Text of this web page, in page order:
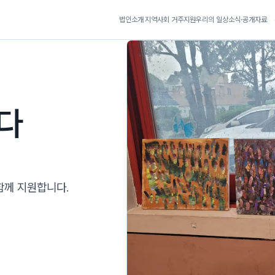
법인소개지역사회 거주지원우리의 일상소식·공개자료
지원합니다.